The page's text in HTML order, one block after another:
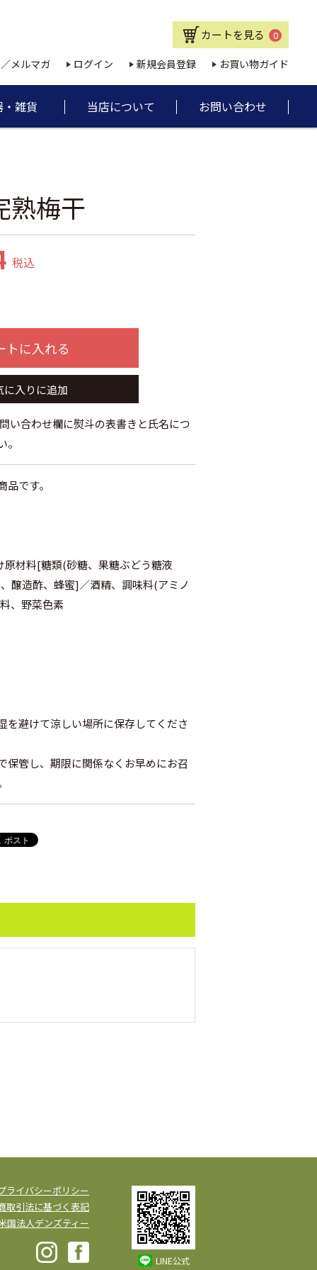
カートを見る 0
メルマガ ログイン 新規会員登録 お買い物ガイド
・雑貨 当店について お問い合わせ
熟梅干
税込
トに入れる
に入りに追加
い合わせ欄に熨斗の表書きと氏名につ
です。
原材料[糖類(砂糖、果糖ぶどう糖液
醸造酢、蜂蜜]／酒精、調味料(アミノ
、野菜色素
を避けて涼しい場所に保存してくださ
管し、期限に関係なくお早めにお召
ライバシーポリシー
取引法に基づく表記
国法人デンズティー
LINE公式